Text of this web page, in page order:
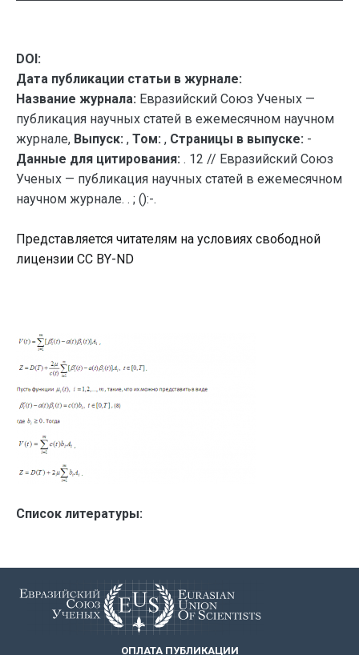
DOI:
Дата публикации статьи в журнале:
Название журнала: Евразийский Союз Ученых —
публикация научных статей в ежемесячном научном
журнале, Выпуск: , Том: , Страницы в выпуске: -
Данные для цитирования: . 12 // Евразийский Союз
Ученых — публикация научных статей в ежемесячном
научном журнале. . ; ():-.
Представляется читателям на условиях свободной
лицензии CC BY-ND
Список литературы:
ОПЛАТА ПУБЛИКАЦИИ